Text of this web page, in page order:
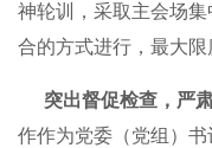
神轮训，采取主会场
合的方式进行，最大限
突出督促检查，严
作作为党委（党组）